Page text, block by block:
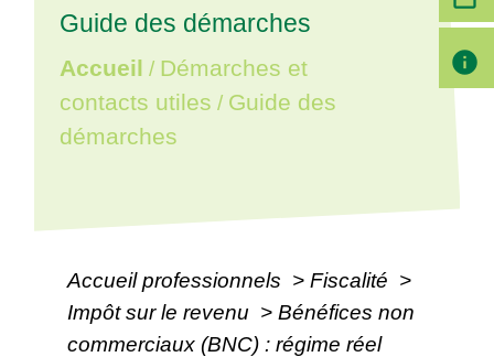
Guide des démarches
Accueil / Démarches et
contacts utiles / Guide des
démarches
Accueil professionnels > Fiscalité >
Impôt sur le revenu > Bénéfices non
commerciaux (BNC) : régime réel
info